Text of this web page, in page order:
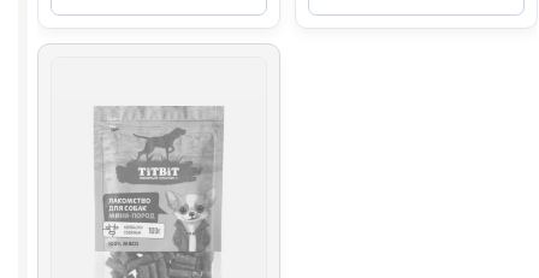
(МИНИ
70г
(ПАРМСКАЯ)